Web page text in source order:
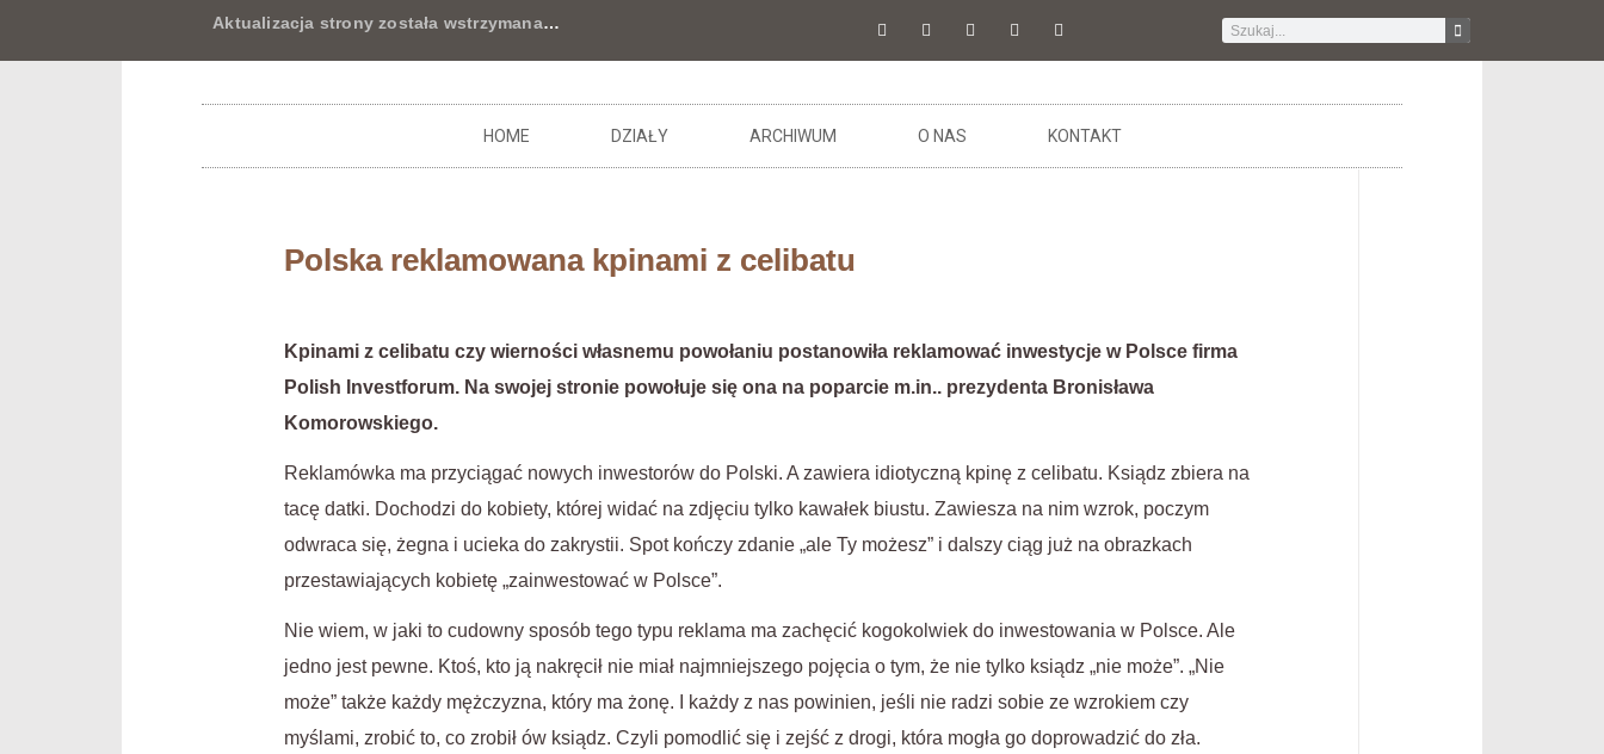
Aktualizacja strony została wstrzymana…
HOME DZIAŁY ARCHIWUM O NAS KONTAKT
Polska reklamowana kpinami z celibatu
Kpinami z celibatu czy wierności własnemu powołaniu postanowiła reklamować inwestycje w Polsce firma
Polish Investforum. Na swojej stronie powołuje się ona na poparcie m.in.. prezydenta Bronisława
Komorowskiego.
Reklamówka ma przyciągać nowych inwestorów do Polski. A zawiera idiotyczną kpinę z celibatu. Ksiądz zbiera na
tacę datki. Dochodzi do kobiety, której widać na zdjęciu tylko kawałek biustu. Zawiesza na nim wzrok, poczym
odwraca się, żegna i ucieka do zakrystii. Spot kończy zdanie „ale Ty możesz” i dalszy ciąg już na obrazkach
przestawiających kobietę „zainwestować w Polsce”.
Nie wiem, w jaki to cudowny sposób tego typu reklama ma zachęcić kogokolwiek do inwestowania w Polsce. Ale
jedno jest pewne. Ktoś, kto ją nakręcił nie miał najmniejszego pojęcia o tym, że nie tylko ksiądz „nie może”. „Nie
może” także każdy mężczyzna, który ma żonę. I każdy z nas powinien, jeśli nie radzi sobie ze wzrokiem czy
myślami, zrobić to, co zrobił ów ksiądz. Czyli pomodlić się i zejść z drogi, która mogła go doprowadzić do zła.